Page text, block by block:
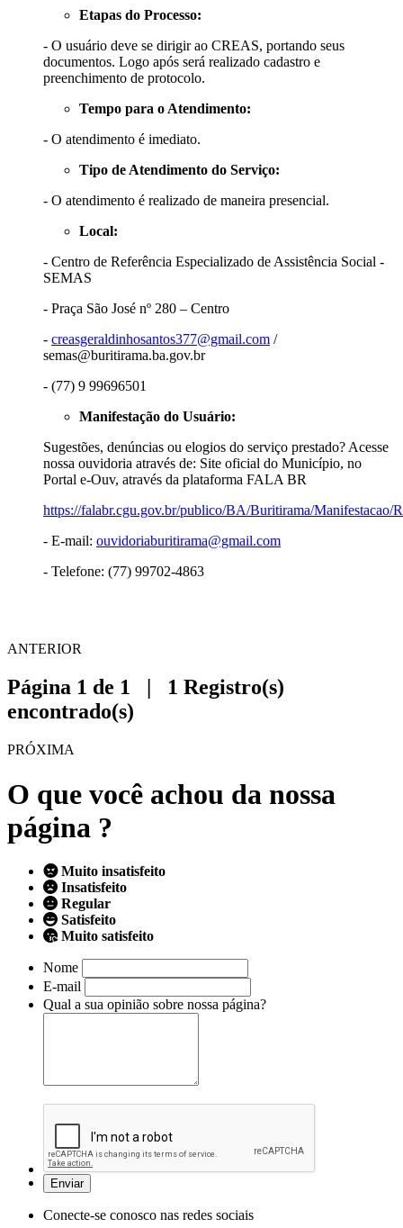
Etapas do Processo:
- O usuário deve se dirigir ao CREAS, portando seus
documentos. Logo após será realizado cadastro e
preenchimento de protocolo.
Tempo para o Atendimento:
- O atendimento é imediato.
Tipo de Atendimento do Serviço:
- O atendimento é realizado de maneira presencial.
Local:
- Centro de Referência Especializado de Assistência Social -
SEMAS
- Praça São José nº 280 – Centro
- creasgeraldinhosantos377@gmail.com /
semas@buritirama.ba.gov.br
- (77) 9 99696501
Manifestação do Usuário:
Sugestões, denúncias ou elogios do serviço prestado? Acesse
nossa ouvidoria através de: Site oficial do Município, no
Portal e-Ouv, através da plataforma FALA BR
https://falabr.cgu.gov.br/publico/BA/Buritirama/Manifestacao/
- E-mail: ouvidoriaburitirama@gmail.com
- Telefone: (77) 99702-4863
ANTERIOR
Página 1 de 1 | 1 Registro(s)
encontrado(s)
PRÓXIMA
O que você achou da nossa
página ?
Muito insatisfeito
Insatisfeito
Regular
Satisfeito
Muito satisfeito
Nome
E-mail
Qual a sua opinião sobre nossa página?
Conecte-se conosco nas redes sociais